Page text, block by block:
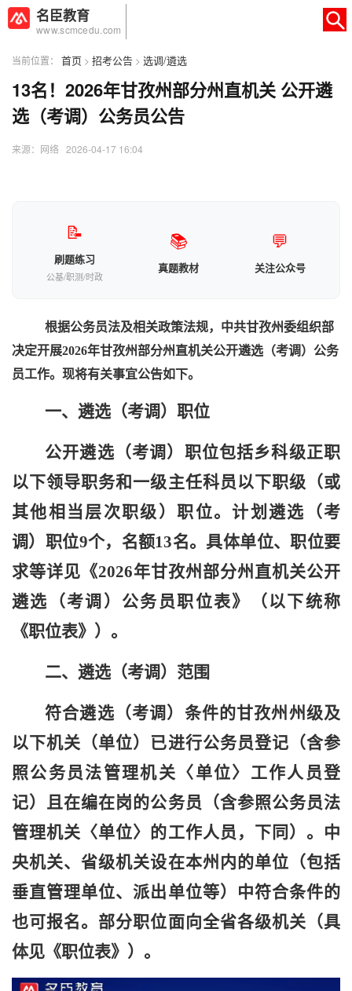
名臣教育
www.scmcedu.com
当前位置： 首页 > 招考公告 > 选调/遴选
13名！2026年甘孜州部分州直机关 公开遴
选（考调）公务员公告
来源：网络 2026-04-17 16:04
📝
刷题练习
公基/职测/时政
📚
真题教材
💬
关注公众号
根据公务员法及相关政策法规， 中共甘孜州委组织部
决定开展2026年甘孜州部分州直机关公开遴选（考调）公务
员工作。现将有关事宜公告如下。
一、遴选（考调）职位
公开遴选（考调）职位包括乡科级正职
以下领导职务和一级主任科员 以下职级（或
其他相当层次职级）职位。 计划遴选（考
调） 职位9个， 名额13名。 具体单位、职位要
求等详见《2026年甘孜州 部分州直机关公开
遴选（考调）公务员职位表》（ 以下统称
《职位表》 ）。
二、遴选（考调）范围
符合遴选（考调）条件的甘孜州州级及
以下机关（单位）已进行公务员登记（含参
照公务员法管理机关 〈 单位〉 工作人员登
记）且在编在岗的公务员（含参照公务员法
管理机关 〈单位〉 的工作人员，下同）。中
央机关、省级机关设在本州内的单位（包括
垂直管理单位、派出单位等）中符合条件的
也可报名。 部分职位面向全省各级机关（具
体见《职位表》）。
AI智能助手 转人工 ×